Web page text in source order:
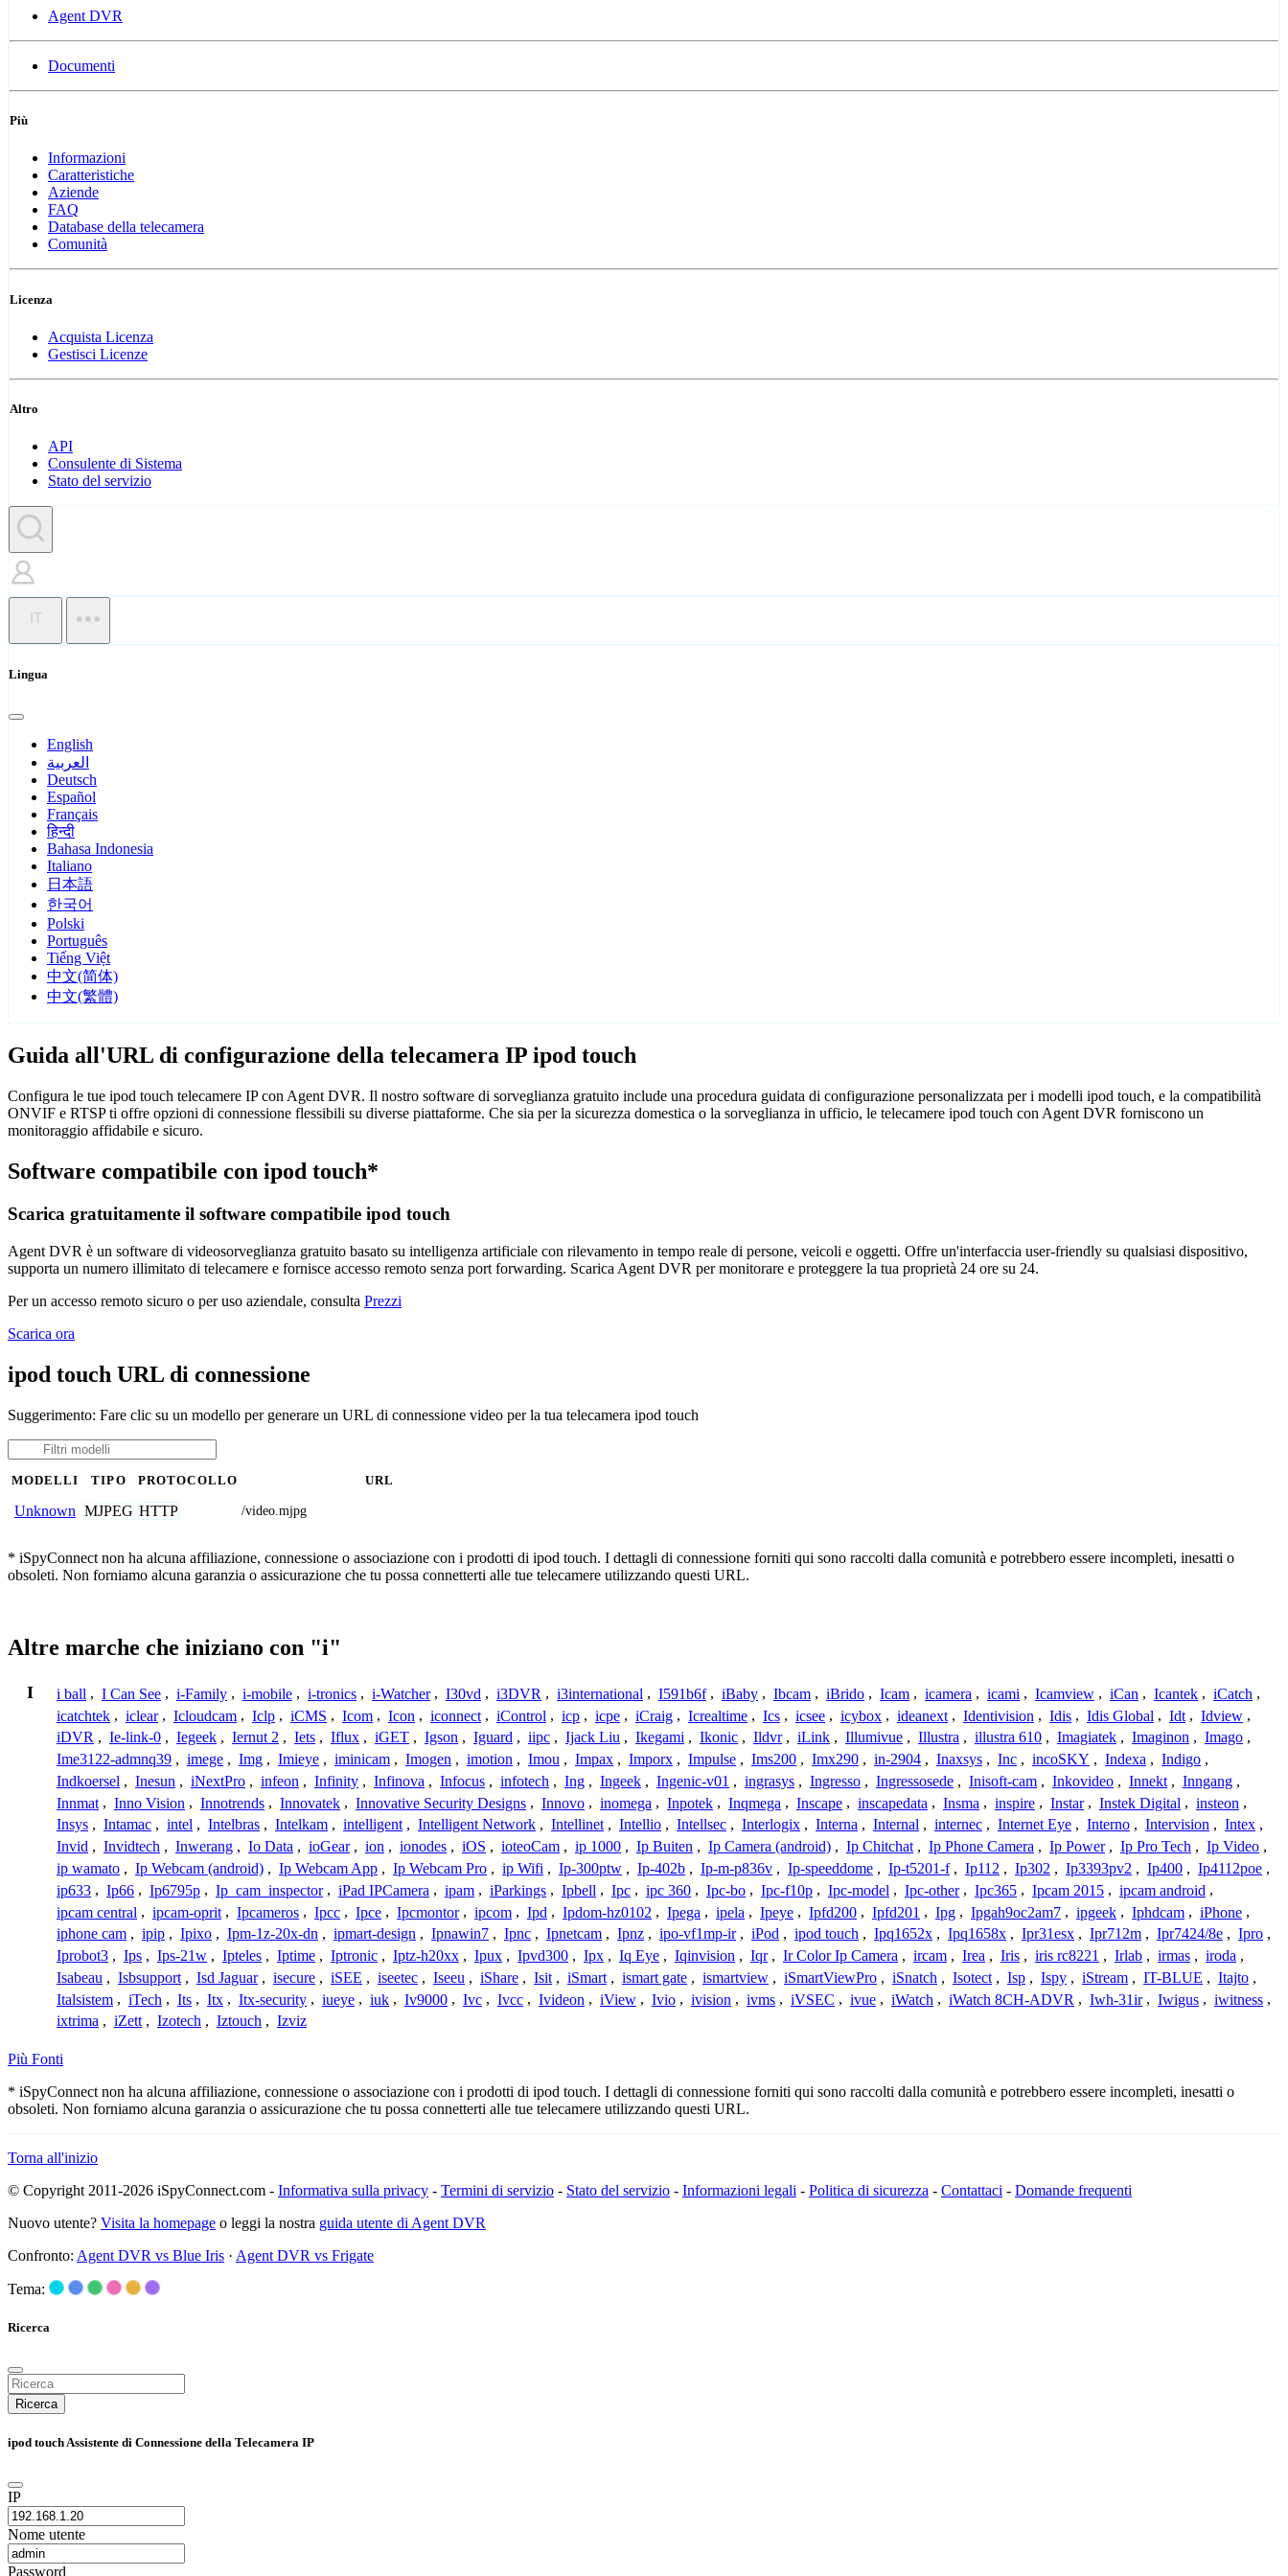
Agent DVR
Documenti
Più
Informazioni
Caratteristiche
Aziende
FAQ
Database della telecamera
Comunità
Licenza
Acquista Licenza
Gestisci Licenze
Altro
API
Consulente di Sistema
Stato del servizio
IT
Lingua
English
العربية
Deutsch
Español
Français
हिन्दी
Bahasa Indonesia
Italiano
日本語
한국어
Polski
Português
Tiếng Việt
中文(简体)
中文(繁體)
Guida all'URL di configurazione della telecamera IP ipod touch
Configura le tue ipod touch telecamere IP con Agent DVR. Il nostro software di sorveglianza gratuito include una procedura guidata di configurazione personalizzata per i modelli ipod touch, e la compatibilità
ONVIF e RTSP ti offre opzioni di connessione flessibili su diverse piattaforme. Che sia per la sicurezza domestica o la sorveglianza in ufficio, le telecamere ipod touch con Agent DVR forniscono un
monitoraggio affidabile e sicuro.
Software compatibile con ipod touch*
Scarica gratuitamente il software compatibile ipod touch
Agent DVR è un software di videosorveglianza gratuito basato su intelligenza artificiale con rilevamento in tempo reale di persone, veicoli e oggetti. Offre un'interfaccia user-friendly su qualsiasi dispositivo,
supporta un numero illimitato di telecamere e fornisce accesso remoto senza port forwarding. Scarica Agent DVR per monitorare e proteggere la tua proprietà 24 ore su 24.
Per un accesso remoto sicuro o per uso aziendale, consulta Prezzi
Scarica ora
ipod touch URL di connessione
Suggerimento: Fare clic su un modello per generare un URL di connessione video per la tua telecamera ipod touch
MODELLI TIPO PROTOCOLLO URL
Unknown MJPEG HTTP /video.mjpg
* iSpyConnect non ha alcuna affiliazione, connessione o associazione con i prodotti di ipod touch. I dettagli di connessione forniti qui sono raccolti dalla comunità e potrebbero essere incompleti, inesatti o
obsoleti. Non forniamo alcuna garanzia o assicurazione che tu possa connetterti alle tue telecamere utilizzando questi URL.
Altre marche che iniziano con "i"
I i ball , I Can See , i-Family , i-mobile , i-tronics , i-Watcher , I30vd , i3DVR , i3international , I591b6f , iBaby , Ibcam , iBrido , Icam , icamera , icami , Icamview , iCan , Icantek , iCatch ,
icatchtek , iclear , Icloudcam , Iclp , iCMS , Icom , Icon , iconnect , iControl , icp , icpe , iCraig , Icrealtime , Ics , icsee , icybox , ideanext , Identivision , Idis , Idis Global , Idt , Idview ,
iDVR , Ie-link-0 , Iegeek , Iernut 2 , Iets , Iflux , iGET , Igson , Iguard , iipc , Ijack Liu , Ikegami , Ikonic , Ildvr , iLink , Illumivue , Illustra , illustra 610 , Imagiatek , Imaginon , Imago ,
Ime3122-admnq39 , imege , Img , Imieye , iminicam , Imogen , imotion , Imou , Impax , Imporx , Impulse , Ims200 , Imx290 , in-2904 , Inaxsys , Inc , incoSKY , Indexa , Indigo ,
Indkoersel , Inesun , iNextPro , infeon , Infinity , Infinova , Infocus , infotech , Ing , Ingeek , Ingenic-v01 , ingrasys , Ingresso , Ingressosede , Inisoft-cam , Inkovideo , Innekt , Inngang ,
Innmat , Inno Vision , Innotrends , Innovatek , Innovative Security Designs , Innovo , inomega , Inpotek , Inqmega , Inscape , inscapedata , Insma , inspire , Instar , Instek Digital , insteon ,
Insys , Intamac , intel , Intelbras , Intelkam , intelligent , Intelligent Network , Intellinet , Intellio , Intellsec , Interlogix , Interna , Internal , internec , Internet Eye , Interno , Intervision , Intex ,
Invid , Invidtech , Inwerang , Io Data , ioGear , ion , ionodes , iOS , ioteoCam , ip 1000 , Ip Buiten , Ip Camera (android) , Ip Chitchat , Ip Phone Camera , Ip Power , Ip Pro Tech , Ip Video ,
ip wamato , Ip Webcam (android) , Ip Webcam App , Ip Webcam Pro , ip Wifi , Ip-300ptw , Ip-402b , Ip-m-p836v , Ip-speeddome , Ip-t5201-f , Ip112 , Ip302 , Ip3393pv2 , Ip400 , Ip4112poe ,
ip633 , Ip66 , Ip6795p , Ip_cam_inspector , iPad IPCamera , ipam , iParkings , Ipbell , Ipc , ipc 360 , Ipc-bo , Ipc-f10p , Ipc-model , Ipc-other , Ipc365 , Ipcam 2015 , ipcam android ,
ipcam central , ipcam-oprit , Ipcameros , Ipcc , Ipce , Ipcmontor , ipcom , Ipd , Ipdom-hz0102 , Ipega , ipela , Ipeye , Ipfd200 , Ipfd201 , Ipg , Ipgah9oc2am7 , ipgeek , Iphdcam , iPhone ,
iphone cam , ipip , Ipixo , Ipm-1z-20x-dn , ipmart-design , Ipnawin7 , Ipnc , Ipnetcam , Ipnz , ipo-vf1mp-ir , iPod , ipod touch , Ipq1652x , Ipq1658x , Ipr31esx , Ipr712m , Ipr7424/8e , Ipro ,
Iprobot3 , Ips , Ips-21w , Ipteles , Iptime , Iptronic , Iptz-h20xx , Ipux , Ipvd300 , Ipx , Iq Eye , Iqinvision , Iqr , Ir Color Ip Camera , ircam , Irea , Iris , iris rc8221 , Irlab , irmas , iroda ,
Isabeau , Isbsupport , Isd Jaguar , isecure , iSEE , iseetec , Iseeu , iShare , Isit , iSmart , ismart gate , ismartview , iSmartViewPro , iSnatch , Isotect , Isp , Ispy , iStream , IT-BLUE , Itajto ,
Italsistem , iTech , Its , Itx , Itx-security , iueye , iuk , Iv9000 , Ivc , Ivcc , Ivideon , iView , Ivio , ivision , ivms , iVSEC , ivue , iWatch , iWatch 8CH-ADVR , Iwh-31ir , Iwigus , iwitness ,
ixtrima , iZett , Izotech , Iztouch , Izviz
Più Fonti
* iSpyConnect non ha alcuna affiliazione, connessione o associazione con i prodotti di ipod touch. I dettagli di connessione forniti qui sono raccolti dalla comunità e potrebbero essere incompleti, inesatti o
obsoleti. Non forniamo alcuna garanzia o assicurazione che tu possa connetterti alle tue telecamere utilizzando questi URL.
Torna all'inizio
© Copyright 2011-2026 iSpyConnect.com - Informativa sulla privacy - Termini di servizio - Stato del servizio - Informazioni legali - Politica di sicurezza - Contattaci - Domande frequenti
Nuovo utente? Visita la homepage o leggi la nostra guida utente di Agent DVR
Confronto: Agent DVR vs Blue Iris · Agent DVR vs Frigate
Tema:
Ricerca
Ricerca
ipod touch Assistente di Connessione della Telecamera IP
IP
Nome utente
Password